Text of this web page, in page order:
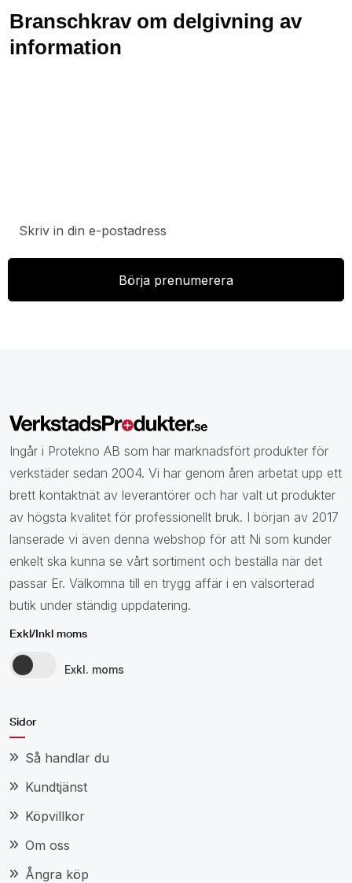
Branschkrav om delgivning av
information
Ingår i Protekno AB som har marknadsfört produkter för
verkstäder sedan 2004. Vi har genom åren arbetat upp ett
brett kontaktnät av leverantörer och har valt ut produkter
av högsta kvalitet för professionellt bruk. I början av 2017
lanserade vi även denna webshop för att Ni som kunder
enkelt ska kunna se vårt sortiment och beställa när det
passar Er. Välkomna till en trygg affär i en välsorterad
butik under ständig uppdatering.
Exkl/Inkl moms
Exkl. moms
Sidor
Så handlar du
Kundtjänst
Köpvillkor
Om oss
Ångra köp